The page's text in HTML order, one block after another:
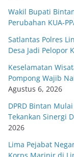
Wakil Bupati
Perubahan KUA-
Satlantas Polres
Desa Jadi Pelopor
Keselamatan
Pompong Wajib
Agustus 6, 2026
DPRD Bintan
Tekankan Sinergi
2026
Lima Pejabat